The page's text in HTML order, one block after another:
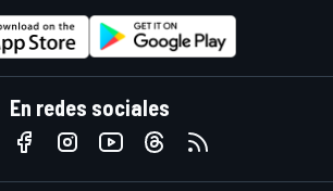
En redes sociales